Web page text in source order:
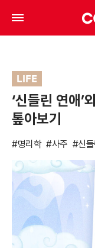
LIFE
‘신들린 연애’
톺아보기
#명리학 #사주 #신들